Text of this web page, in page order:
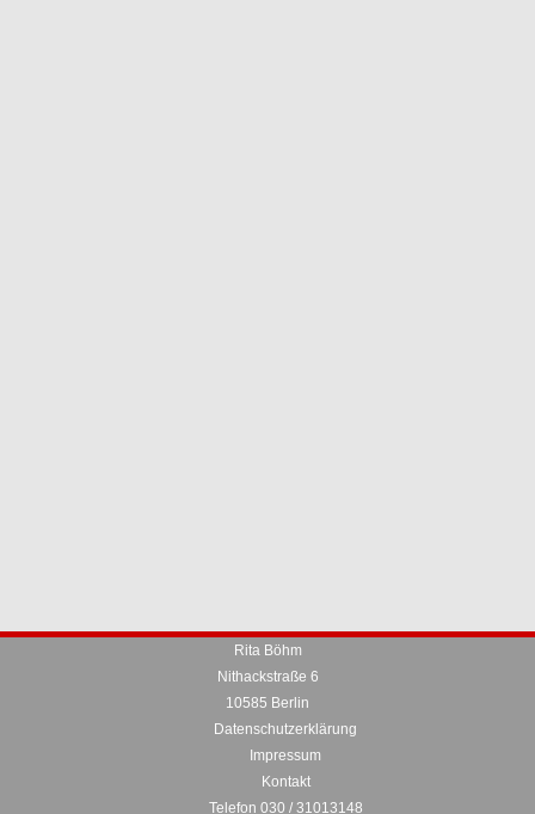
Rita Böhm
Nithackstraße 6
10585 Berlin
Datenschutzerklärung
Impressum
Kontakt
Telefon 030 / 31013148